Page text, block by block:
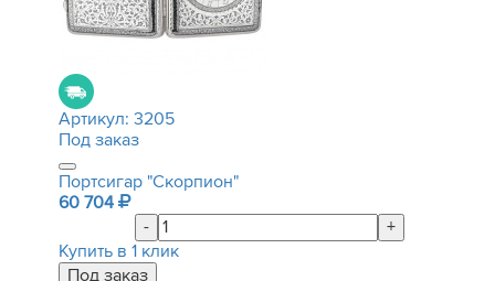
Артикул: 3205
Под заказ
Портсигар "Скорпион"
60 704
-
+
Купить в 1 клик